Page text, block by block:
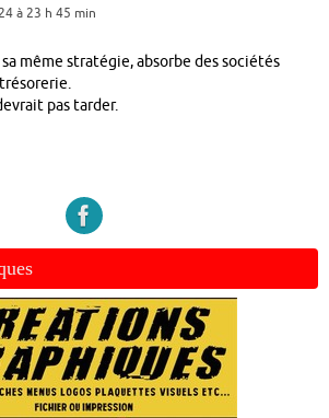
à 23 h 45 min
même stratégie, absorbe des sociétés
pas tarder.